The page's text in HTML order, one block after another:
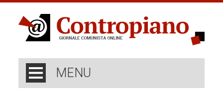
MENU